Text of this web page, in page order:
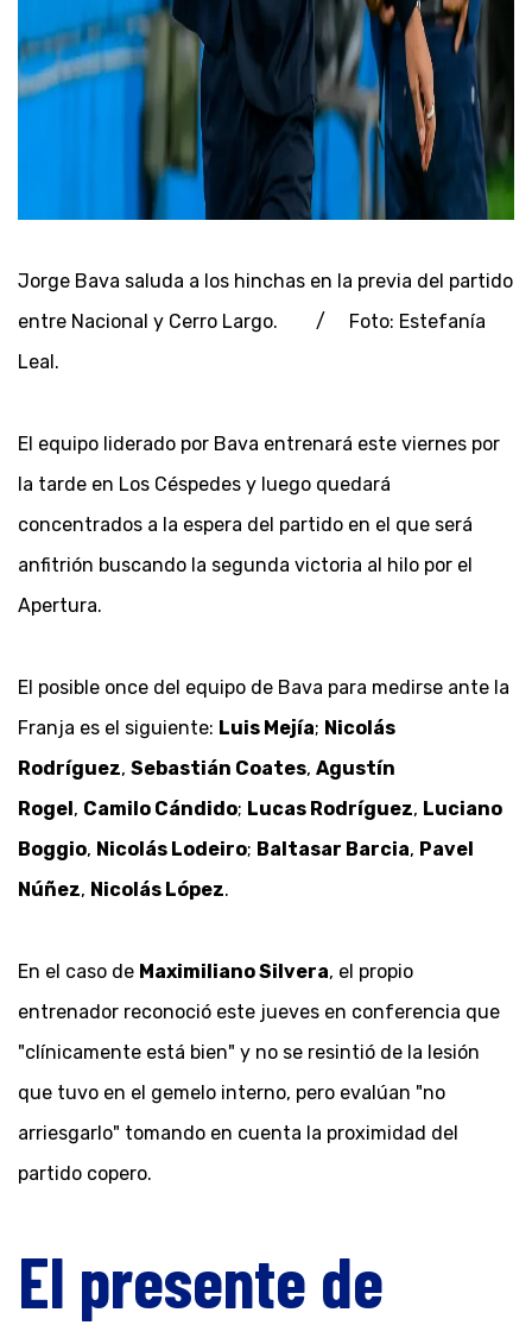
Jorge Bava saluda a los hinchas en la previa del partido
entre Nacional y Cerro Largo. / Foto: Estefanía
Leal.
El equipo liderado por Bava entrenará este viernes por
la tarde en Los Céspedes y luego quedará
concentrados a la espera del partido en el que será
anfitrión buscando la segunda victoria al hilo por el
Apertura.
El posible once del equipo de Bava para medirse ante la
Franja es el siguiente: Luis Mejía; Nicolás
Rodríguez, Sebastián Coates, Agustín
Rogel, Camilo Cándido; Lucas Rodríguez, Luciano
Boggio, Nicolás Lodeiro; Baltasar Barcia, Pavel
Núñez, Nicolás López.
En el caso de Maximiliano Silvera, el propio
entrenador reconoció este jueves en conferencia que
"clínicamente está bien" y no se resintió de la lesión
que tuvo en el gemelo interno, pero evalúan "no
arriesgarlo" tomando en cuenta la proximidad del
partido copero.
El presente de